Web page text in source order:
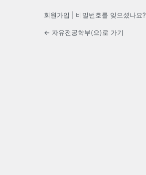
회원가입 비밀번호를 잊으셨나요?
← 자유전공학부(으)로 가기